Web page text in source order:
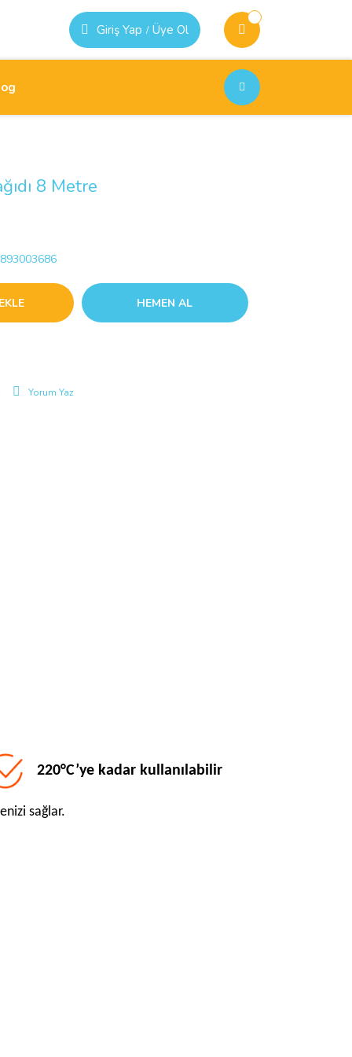
Giriş Yap / Üye Ol
8 Metre
HEMEN AL
Yorum Yaz
220°C’ye kadar kullanılabilir
sağlar.